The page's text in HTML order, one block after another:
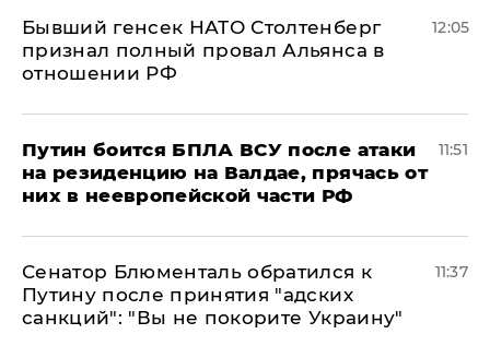
Бывший генсек НАТО Столтенберг
признал полный провал Альянса в
отношении РФ
12:05
Путин боится БПЛА ВСУ после атаки
на резиденцию на Валдае, прячась от
них в неевропейской части РФ
11:51
Сенатор Блюменталь обратился к
Путину после принятия "адских
санкций": "Вы не покорите Украину"
11:37